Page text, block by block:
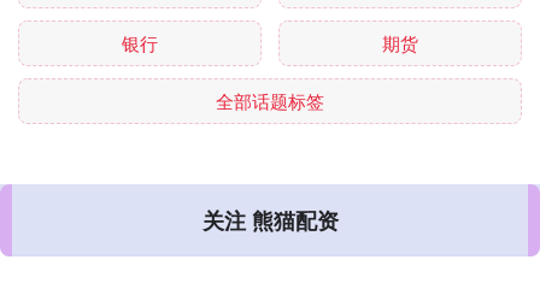
银行 期货
全部话题标签
关注 熊猫配资